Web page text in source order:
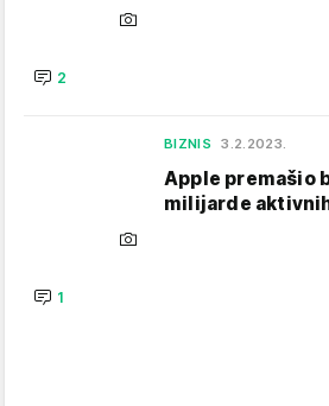
2
BIZNIS 3.2.2023.
Apple premašio
milijarde
1